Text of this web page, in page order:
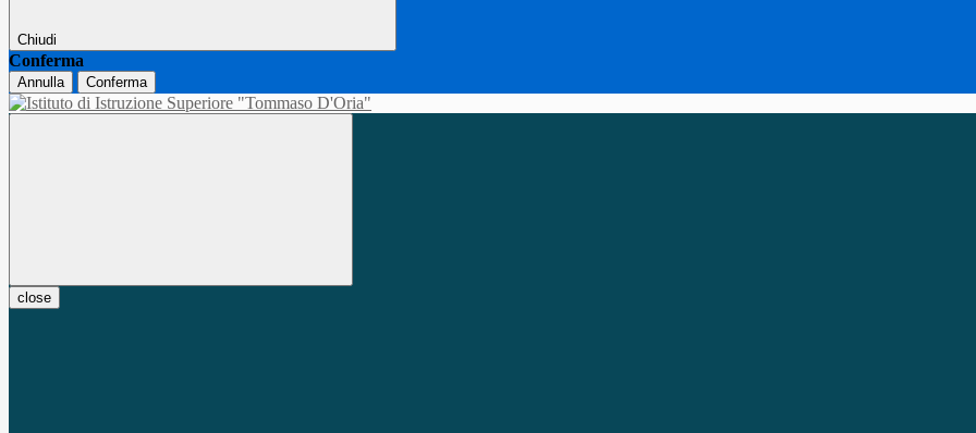
Chiudi
Conferma
Annulla Conferma
close